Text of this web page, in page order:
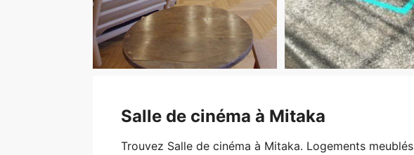
Salle de cinéma à Mitaka
Trouvez Salle de cinéma à Mitaka. Logements meublés